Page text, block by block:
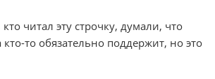
читал эту строчку, думали, что
кто-то обязательно поддержит, но это